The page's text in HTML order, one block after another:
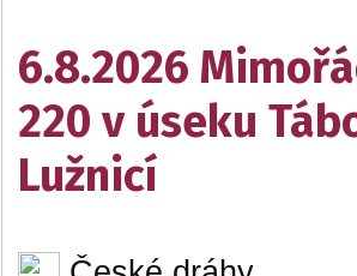
6.8.2026
220 v úseku
Lužnicí